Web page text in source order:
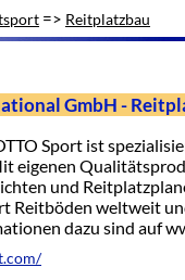
=> Reitplatzbau
GmbH -
Sport ist
eigenen
und
Reitböden weltweit
dazu sind auf